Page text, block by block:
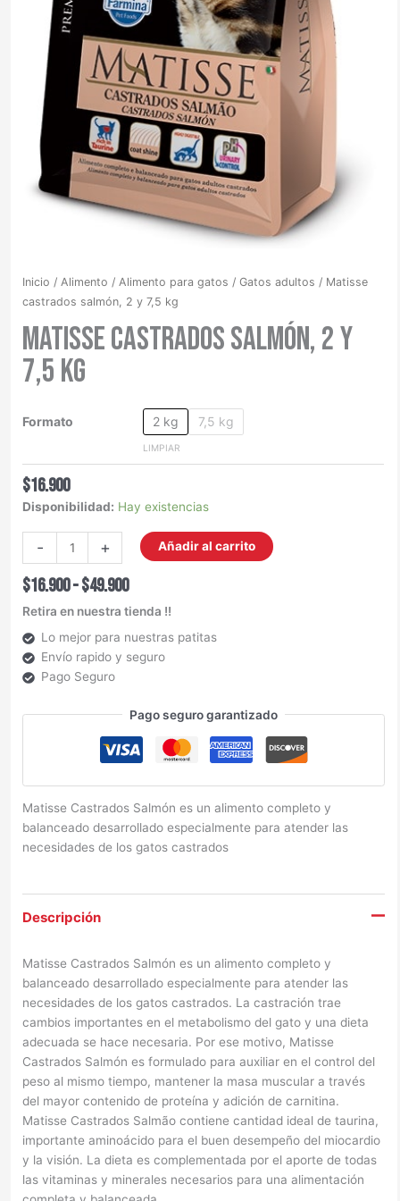
Inicio /Alimento /Alimento para gatos /Gatos adultos / Matisse
castrados salmón, 2 y 7,5 kg
Matisse castrados salmón, 2 y
7,5 kg
Formato 2 kg 7,5 kg
LIMPIAR
$16.900
Disponibilidad: Hay existencias
- + Añadir al carrito
$16.900-$49.900
Retira en nuestra tienda !!
Lo mejor para nuestras patitas
Envío rapido y seguro
Pago Seguro
Pago seguro garantizado
Matisse Castrados Salmón es un alimento completo y
balanceado desarrollado especialmente para atender las
necesidades de los gatos castrados
Descripción
Matisse Castrados Salmón es un alimento completo y
balanceado desarrollado especialmente para atender las
necesidades de los gatos castrados. La castración trae
cambios importantes en el metabolismo del gato y una dieta
adecuada se hace necesaria. Por ese motivo, Matisse
Castrados Salmón es formulado para auxiliar en el control del
peso al mismo tiempo, mantener la masa muscular a través
del mayor contenido de proteína y adición de carnitina.
Matisse Castrados Salmão contiene cantidad ideal de taurina,
importante aminoácido para el buen desempeño del miocardio
y la visión. La dieta es complementada por el aporte de todas
las vitaminas y minerales necesarios para una alimentación